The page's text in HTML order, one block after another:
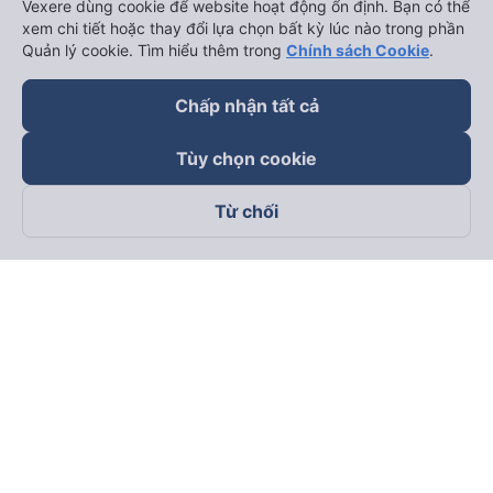
Theo dõi chúng tôi trên
Vexere dùng cookie để website hoạt động ổn định. Bạn có thể
xem chi tiết hoặc thay đổi lựa chọn bất kỳ lúc nào trong phần
Quản lý cookie. Tìm hiểu thêm trong Chính sách Cookie.
Chấp nhận tất cả
Tùy chọn cookie
Từ chối